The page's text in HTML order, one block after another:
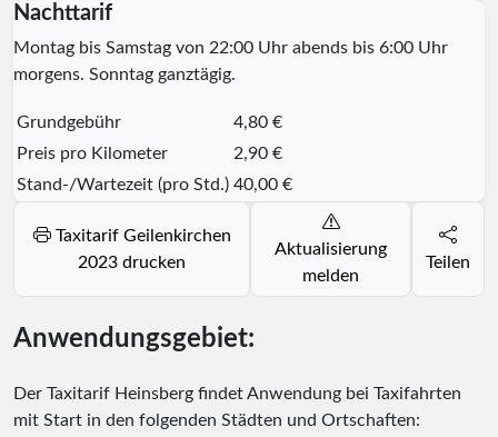
Nachttarif
Montag bis Samstag von 22:00 Uhr abends bis 6:00 Uhr
morgens. Sonntag ganztägig.
Grundgebühr
4,80 €
Preis pro Kilometer
2,90 €
Stand-/Wartezeit (pro Std.) 40,00 €
Taxitarif Geilenkirchen
2023 drucken
Aktualisierung
melden
Teilen
Anwendungsgebiet:
Der Taxitarif Heinsberg findet Anwendung bei Taxifahrten
mit Start in den folgenden Städten und Ortschaften: